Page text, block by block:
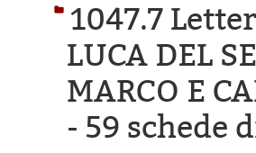
1047.7
LUCA DEL
MARCO E
- 59 schede